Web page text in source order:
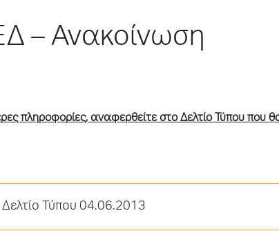
– Ανακοίνωση
πληροφορίες, αναφερθείτε στο Δελτίο Τύπου που
Δελτίο Τύπου 04.06.2013